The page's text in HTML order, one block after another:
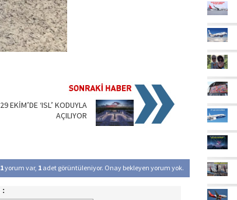
29 EKİM’DE ‘ISL’ KODUYLA
AÇILIYOR
1yorum var, 1 adet görüntüleniyor. Onay bekleyen yorum yok.